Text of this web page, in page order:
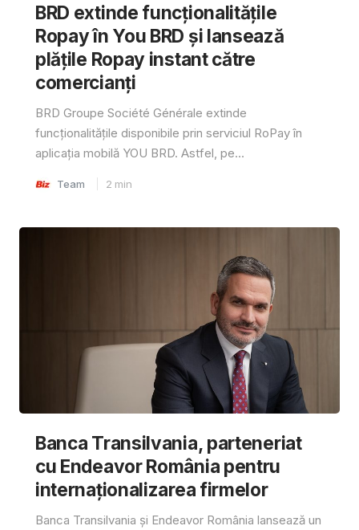
BRD extinde funcționalitățile
Ropay în You BRD și lansează
plățile Ropay instant către
comercianți
BRD Groupe Société Générale extinde
funcționalitățile disponibile prin serviciul RoPay în
aplicația mobilă YOU BRD. Astfel, pe...
Team 2 min
Banca Transilvania, parteneriat
cu Endeavor România pentru
internaționalizarea firmelor
Banca Transilvania și Endeavor România lansează un